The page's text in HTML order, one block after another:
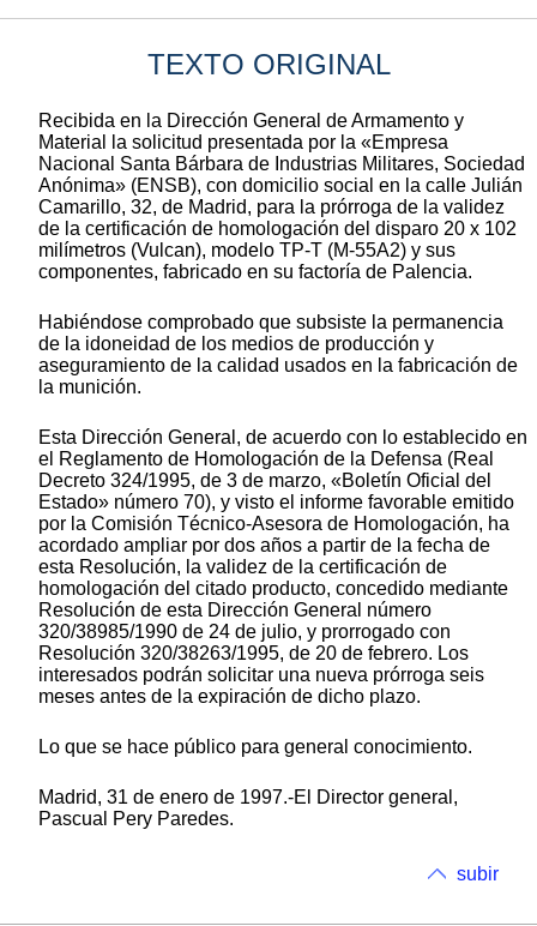
TEXTO ORIGINAL
Recibida en la Dirección General de Armamento y
Material la solicitud presentada por la «Empresa
Nacional Santa Bárbara de Industrias Militares, Sociedad
Anónima» (ENSB), con domicilio social en la calle Julián
Camarillo, 32, de Madrid, para la prórroga de la validez
de la certificación de homologación del disparo 20 x 102
milímetros (Vulcan), modelo TP-T (M-55A2) y sus
componentes, fabricado en su factoría de Palencia.
Habiéndose comprobado que subsiste la permanencia
de la idoneidad de los medios de producción y
aseguramiento de la calidad usados en la fabricación de
la munición.
Esta Dirección General, de acuerdo con lo establecido en
el Reglamento de Homologación de la Defensa (Real
Decreto 324/1995, de 3 de marzo, «Boletín Oficial del
Estado» número 70), y visto el informe favorable emitido
por la Comisión Técnico-Asesora de Homologación, ha
acordado ampliar por dos años a partir de la fecha de
esta Resolución, la validez de la certificación de
homologación del citado producto, concedido mediante
Resolución de esta Dirección General número
320/38985/1990 de 24 de julio, y prorrogado con
Resolución 320/38263/1995, de 20 de febrero. Los
interesados podrán solicitar una nueva prórroga seis
meses antes de la expiración de dicho plazo.
Lo que se hace público para general conocimiento.
Madrid, 31 de enero de 1997.-El Director general,
Pascual Pery Paredes.
subir